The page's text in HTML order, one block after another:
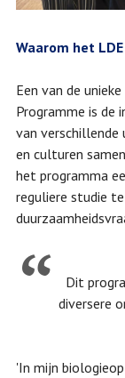
Waarom het
Een van de
Programme is de
van verschillende
en culturen
het programma
reguliere studie
Dit
diversere
'In mijn